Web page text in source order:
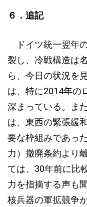
６．追記
ドイツ統一翌年
裂し、冷戦構造は
ら、今日の状況を
は、特に2014年の
深まっている。ま
は、東西の緊張緩
要な枠組みであっ
力）撤廃条約より
ては、30年前に比
力を指摘する声も
核兵器の軍拡競争